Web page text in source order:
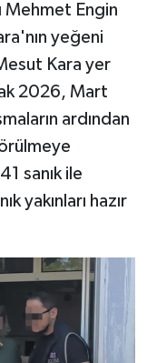
Mehmet Engin
yeğeni
Kara yer
2026, Mart
ardından
sanık ile
yakınları hazır